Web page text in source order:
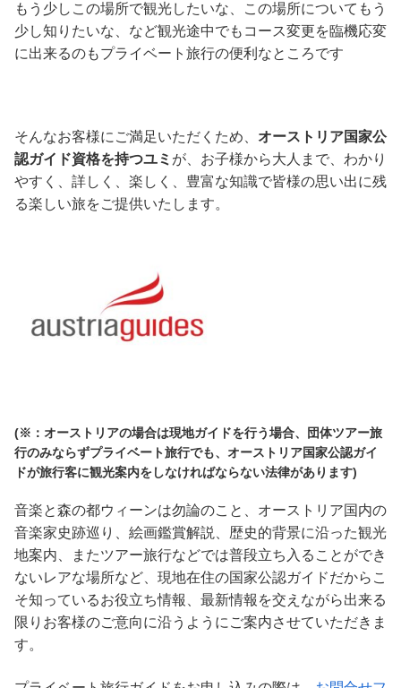
もう少しこの場所で観光したいな、この場所についてもう
少し知りたいな、など観光途中でもコース変更を臨機応変
に出来るのもプライベート旅行の便利なところです
そんなお客様にご満足いただくため、 オーストリア国家公
認ガイド資格を持つユミ が、お子様から大人まで、わかり
やすく、詳しく、楽しく、豊富な知識で皆様の思い出に残
る楽しい旅をご提供いたします。
(※：オーストリアの場合は現地ガイドを行う場合、団体ツアー旅
行のみならずプライベート旅行でも、オーストリア国家公認ガイ
ドが旅行客に観光案内をしなければならない法律があります)
音楽と森の都ウィーンは勿論のこと、オーストリア国内の
音楽家史跡巡り、絵画鑑賞解説、歴史的背景に沿った観光
地案内、またツアー旅行などでは普段立ち入ることができ
ないレアな場所など、現地在住の国家公認ガイドだからこ
そ知っているお役立ち情報、最新情報を交えながら出来る
限りお客様のご意向に沿うようにご案内させていただきま
す。